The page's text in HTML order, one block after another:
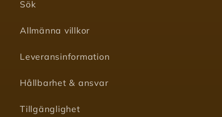
Sök
Allmänna villkor
Leveransinformation
Hållbarhet & ansvar
Tillgänglighet